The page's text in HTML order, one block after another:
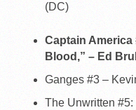
(DC)
Captain America
Blood,” – Ed
Ganges #3 –
The Unwritten #5: